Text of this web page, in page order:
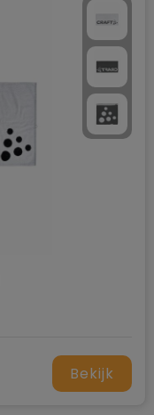
Bekijk